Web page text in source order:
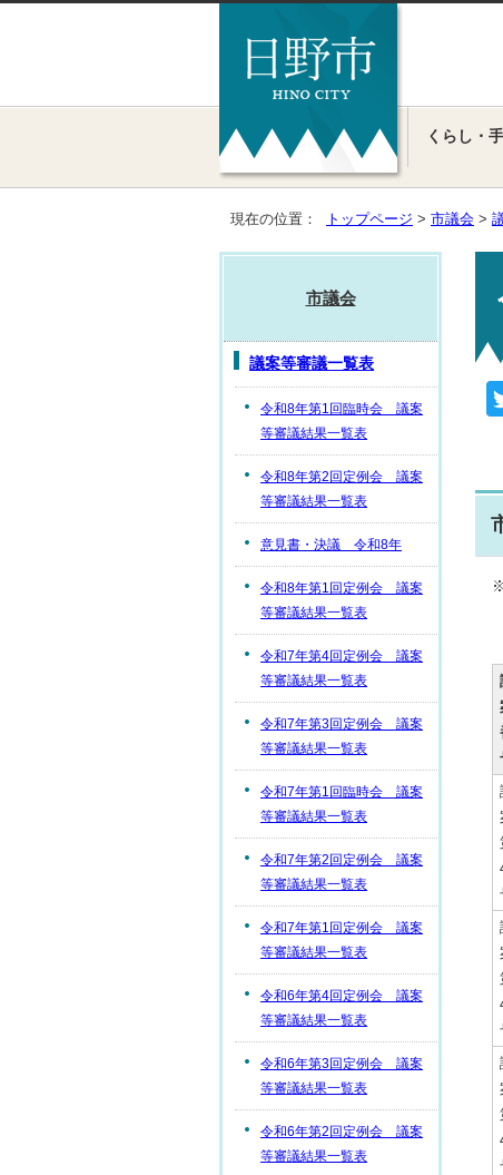
くらし・
現在の位置： トップページ > 市議会 >
市議会
議案等審議一覧表
令和8年第1回臨時会 議案
等審議結果一覧表
令和8年第2回定例会 議案
等審議結果一覧表
意見書・決議 令和8年
令和8年第1回定例会 議案
等審議結果一覧表
令和7年第4回定例会 議案
等審議結果一覧表
令和7年第3回定例会 議案
等審議結果一覧表
令和7年第1回臨時会 議案
等審議結果一覧表
令和7年第2回定例会 議案
等審議結果一覧表
令和7年第1回定例会 議案
等審議結果一覧表
令和6年第4回定例会 議案
等審議結果一覧表
令和6年第3回定例会 議案
等審議結果一覧表
令和6年第2回定例会 議案
等審議結果一覧表